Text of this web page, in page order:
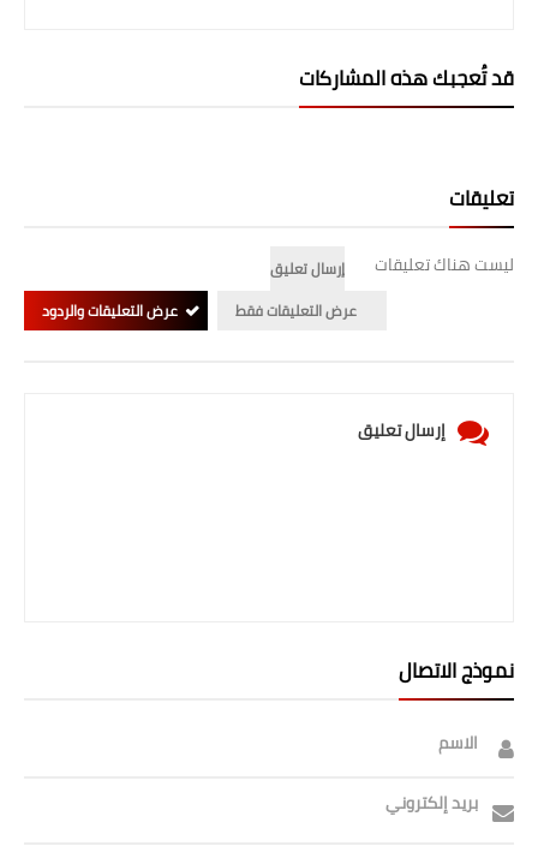
قد تُعجبك هذه المشاركات
تعليقات
ليست هناك تعليقات
إرسال تعليق
عرض التعليقات فقط
عرض التعليقات والردود
إرسال تعليق
نموذج الاتصال
الاسم
بريد إلكتروني